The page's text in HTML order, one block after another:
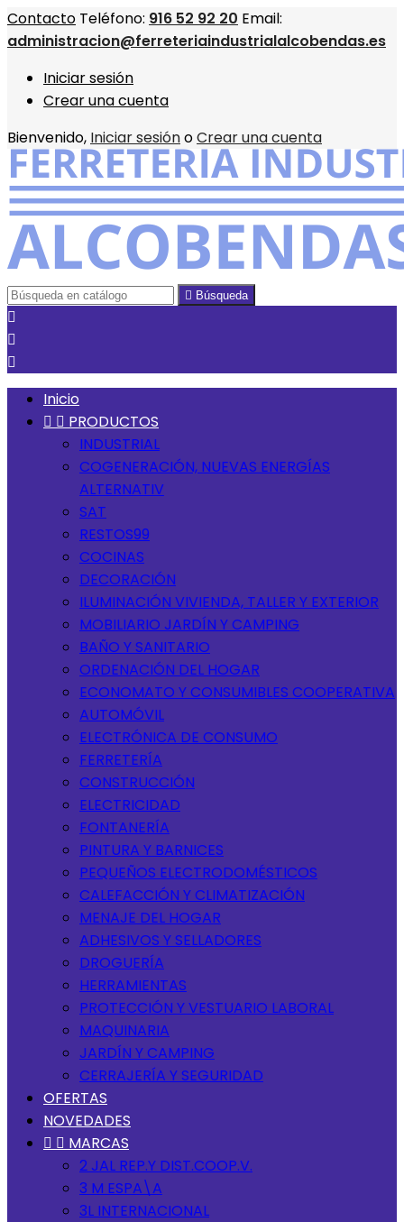
Contacto Teléfono: 916 52 92 20 Email:
administracion@ferreteriaindustrialalcobendas.es
Iniciar sesión
Crear una cuenta
Bienvenido, Iniciar sesiónoCrear una cuenta
 Búsqueda



Inicio
  PRODUCTOS
INDUSTRIAL
COGENERACIÓN, NUEVAS ENERGÍAS
ALTERNATIV
SAT
RESTOS99
COCINAS
DECORACIÓN
ILUMINACIÓN VIVIENDA, TALLER Y EXTERIOR
MOBILIARIO JARDÍN Y CAMPING
BAÑO Y SANITARIO
ORDENACIÓN DEL HOGAR
ECONOMATO Y CONSUMIBLES COOPERATIVA
AUTOMÓVIL
ELECTRÓNICA DE CONSUMO
FERRETERÍA
CONSTRUCCIÓN
ELECTRICIDAD
FONTANERÍA
PINTURA Y BARNICES
PEQUEÑOS ELECTRODOMÉSTICOS
CALEFACCIÓN Y CLIMATIZACIÓN
MENAJE DEL HOGAR
ADHESIVOS Y SELLADORES
DROGUERÍA
HERRAMIENTAS
PROTECCIÓN Y VESTUARIO LABORAL
MAQUINARIA
JARDÍN Y CAMPING
CERRAJERÍA Y SEGURIDAD
OFERTAS
NOVEDADES
  MARCAS
2 JAL REP.Y DIST.COOP.V.
3 M ESPA\A
3L INTERNACIONAL